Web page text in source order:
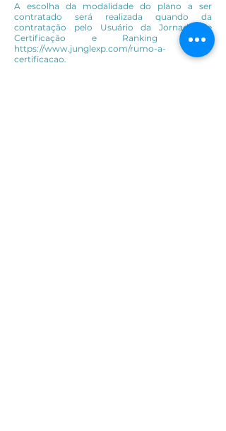
A escolha da modalidade do plano a ser
contratado será realizada quando da
contratação pelo Usuário da Jornada de
Certificação e Ranking Jungle
https://www.junglexp.com/rumo-a-
certificacao.